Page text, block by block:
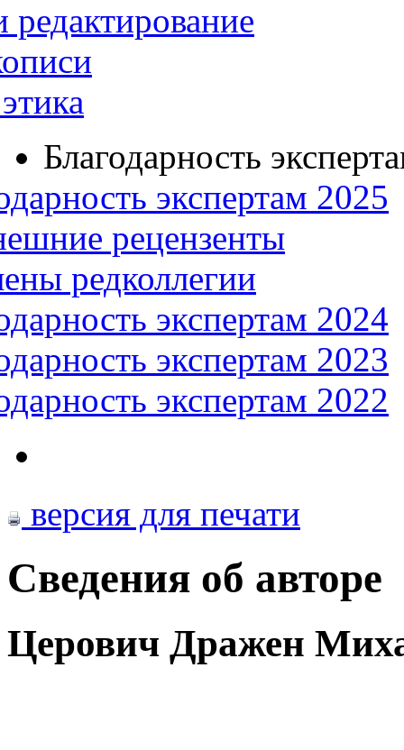
редактирование
Благодарность
экспертам 2025
рецензенты
редколлегии
экспертам 2024
экспертам 2023
экспертам 2022
версия для печати
Сведения об авторе
Церович Дражен